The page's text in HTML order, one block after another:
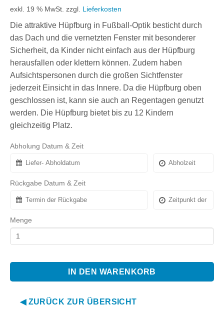
exkl. 19 % MwSt. zzgl. Lieferkosten
Die attraktive Hüpfburg in Fußball-Optik besticht durch
das Dach und die vernetzten Fenster mit besonderer
Sicherheit, da Kinder nicht einfach aus der Hüpfburg
herausfallen oder klettern können. Zudem haben
Aufsichtspersonen durch die großen Sichtfenster
jederzeit Einsicht in das Innere. Da die Hüpfburg oben
geschlossen ist, kann sie auch an Regentagen genutzt
werden. Die Hüpfburg bietet bis zu 12 Kindern
gleichzeitig Platz.
Abholung Datum & Zeit
Rückgabe Datum & Zeit
Menge
IN DEN WARENKORB
◀ ZURÜCK ZUR ÜBERSICHT